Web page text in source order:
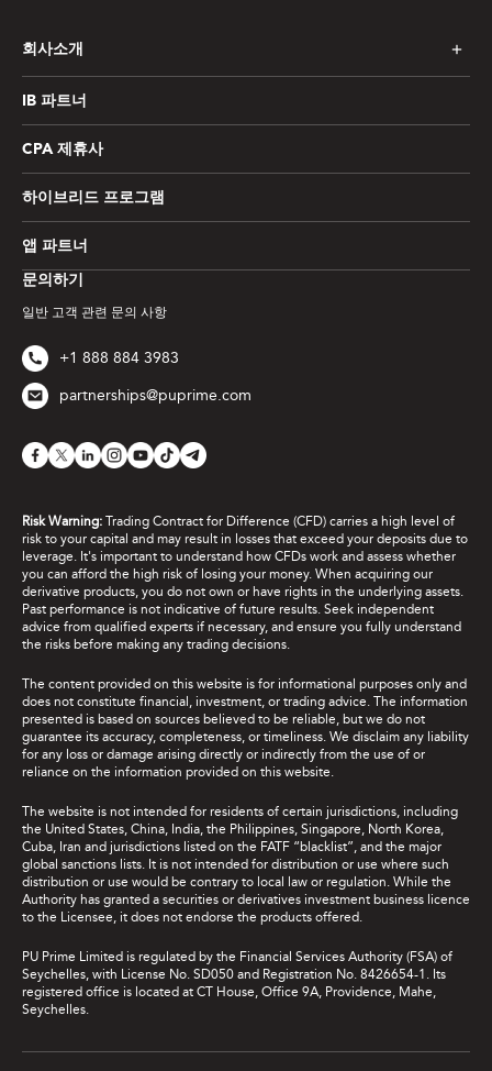
문의하기
일반 고객 관련 문의 사항
+1 888 884 3983
partnerships@puprime.com
회사소개
IB 파트너
CPA 제휴사
하이브리드 프로그램
앱 파트너
Risk Warning: Trading Contract for Difference (CFD) carries a high level of
risk to your capital and may result in losses that exceed your deposits due to
leverage. It's important to understand how CFDs work and assess whether
you can afford the high risk of losing your money. When acquiring our
derivative products, you do not own or have rights in the underlying assets.
Past performance is not indicative of future results. Seek independent
advice from qualified experts if necessary, and ensure you fully understand
the risks before making any trading decisions.
The content provided on this website is for informational purposes only and
does not constitute financial, investment, or trading advice. The information
presented is based on sources believed to be reliable, but we do not
guarantee its accuracy, completeness, or timeliness. We disclaim any liability
for any loss or damage arising directly or indirectly from the use of or
reliance on the information provided on this website.
The website is not intended for residents of certain jurisdictions, including
the United States, China, India, the Philippines, Singapore, North Korea,
Cuba, Iran and jurisdictions listed on the FATF “blacklist”, and the major
global sanctions lists. It is not intended for distribution or use where such
distribution or use would be contrary to local law or regulation. While the
Authority has granted a securities or derivatives investment business licence
to the Licensee, it does not endorse the products offered.
PU Prime Limited is regulated by the Financial Services Authority (FSA) of
Seychelles, with License No. SD050 and Registration No. 8426654-1. Its
registered office is located at CT House, Office 9A, Providence, Mahe,
Seychelles.